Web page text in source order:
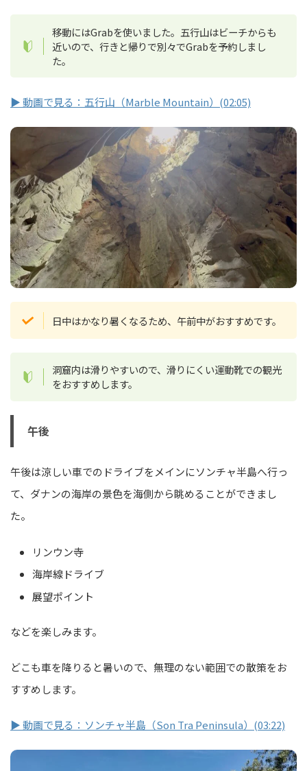
移動にはGrabを使いました。五行山はビーチからも
近いので、行きと帰りで別々でGrabを予約しまし
た。
▶ 動画で見る：五行山（Marble Mountain）(02:05)
日中はかなり暑くなるため、午前中がおすすめです。
洞窟内は滑りやすいので、滑りにくい運動靴での観光
をおすすめします。
午後
午後は涼しい車でのドライブをメインにソンチャ半島へ行っ
て、ダナンの海岸の景色を海側から眺めることができまし
た。
リンウン寺
海岸線ドライブ
展望ポイント
などを楽しみます。
どこも車を降りると暑いので、無理のない範囲での散策をお
すすめします。
▶ 動画で見る：ソンチャ半島（Son Tra Peninsula）(03:22)